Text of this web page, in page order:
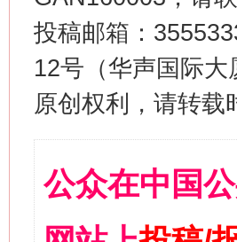
投稿邮箱：
12号（华声国际
原创权利，请转载
公众在中国